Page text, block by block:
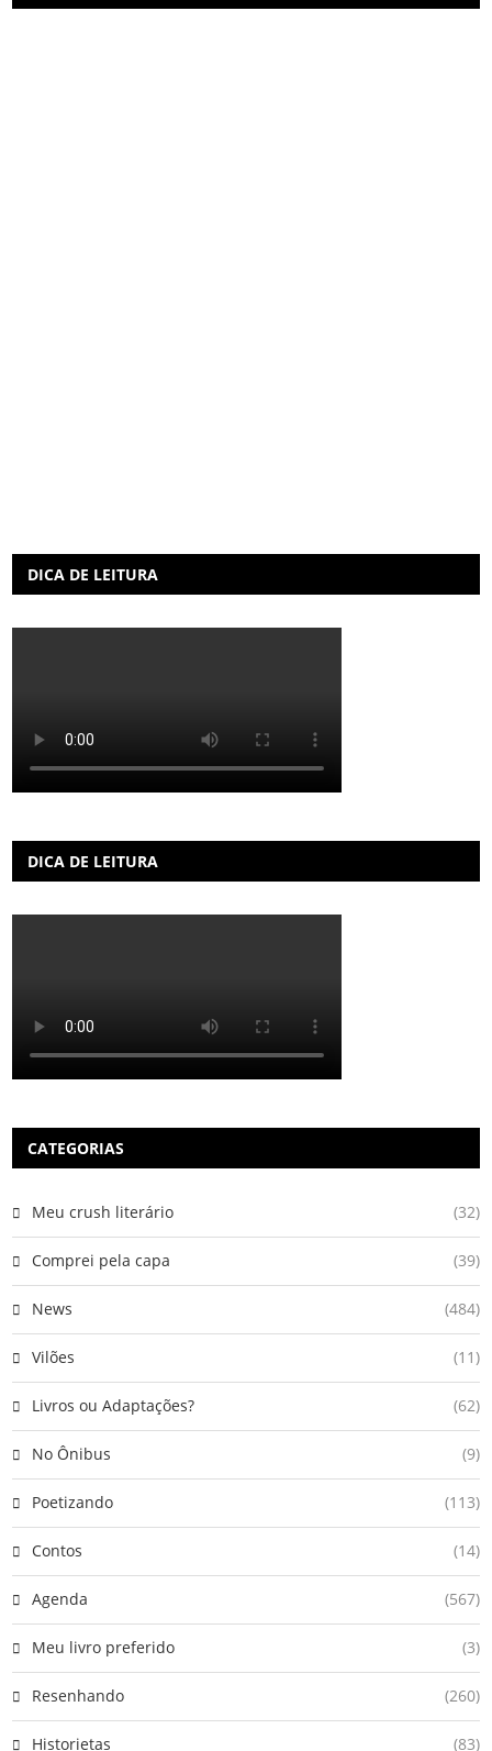
DICA DE LEITURA
DICA DE LEITURA
CATEGORIAS
Meu crush literário (32)
Comprei pela capa (39)
News (484)
Vilões (11)
Livros ou Adaptações? (62)
No Ônibus (9)
Poetizando (113)
Contos (14)
Agenda (567)
Meu livro preferido (3)
Resenhando (260)
Historietas (83)